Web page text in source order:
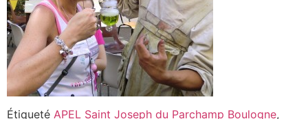
Étiqueté APEL Saint Joseph du Parchamp Boulogne,